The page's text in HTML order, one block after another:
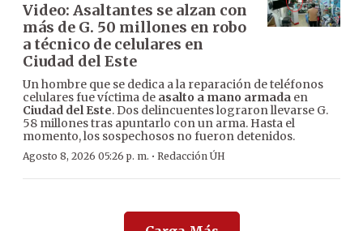
Video: Asaltantes se alzan con
más de G. 50 millones en robo
a técnico de celulares en
Ciudad del Este
Un hombre que se dedica a la reparación de teléfonos
celulares fue víctima de asalto a mano armada en
Ciudad del Este. Dos delincuentes lograron llevarse G.
58 millones tras apuntarlo con un arma. Hasta el
momento, los sospechosos no fueron detenidos.
Agosto 8, 2026 05:26 p. m. · Redacción ÚH